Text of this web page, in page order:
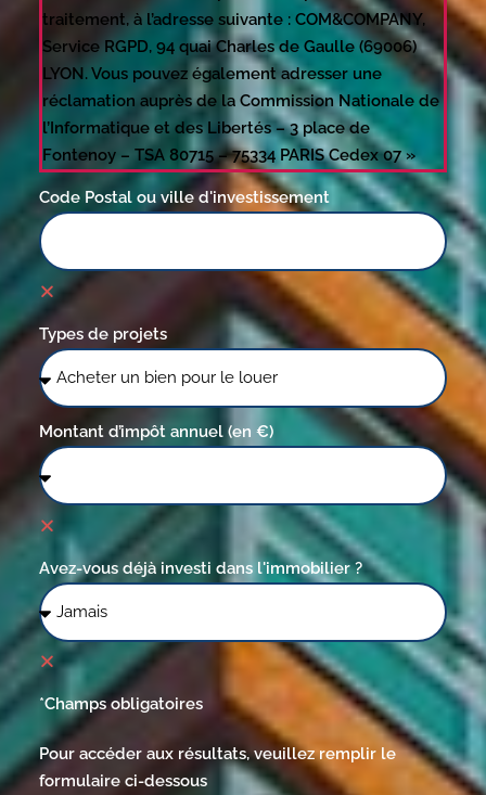
traitement, à l’adresse suivante : COM&COMPANY,
Service RGPD, 94 quai Charles de Gaulle (69006)
LYON. Vous pouvez également adresser une
réclamation auprès de la Commission Nationale de
l’Informatique et des Libertés – 3 place de
Fontenoy – TSA 80715 – 75334 PARIS Cedex 07 »
Code Postal ou ville d'investissement
Types de projets
Montant d’impôt annuel (en €)
Avez-vous déjà investi dans l'immobilier ?
*Champs obligatoires
Pour accéder aux résultats, veuillez remplir le
formulaire ci-dessous